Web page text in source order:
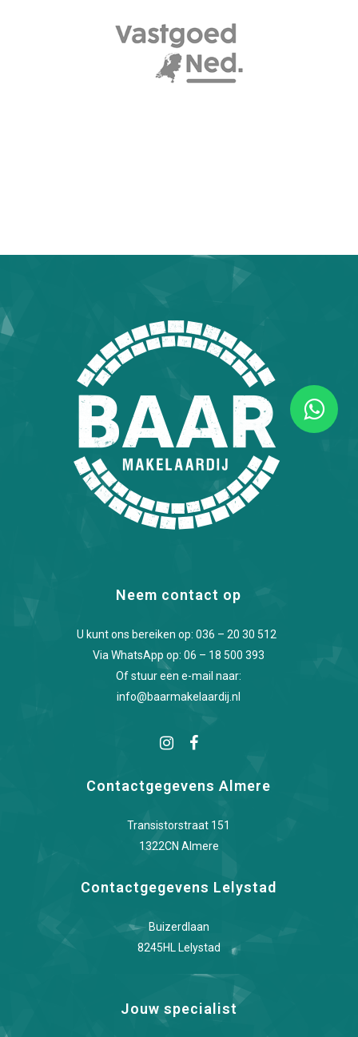
Neem contact op
U kunt ons bereiken op: 036 – 20 30 512
Via WhatsApp op:06 – 18 500 393
Of stuur een e-mail naar:
info@baarmakelaardij.nl
Contactgegevens Almere
Transistorstraat 151
1322CN Almere
Contactgegevens Lelystad
Buizerdlaan
8245HL Lelystad
Jouw specialist